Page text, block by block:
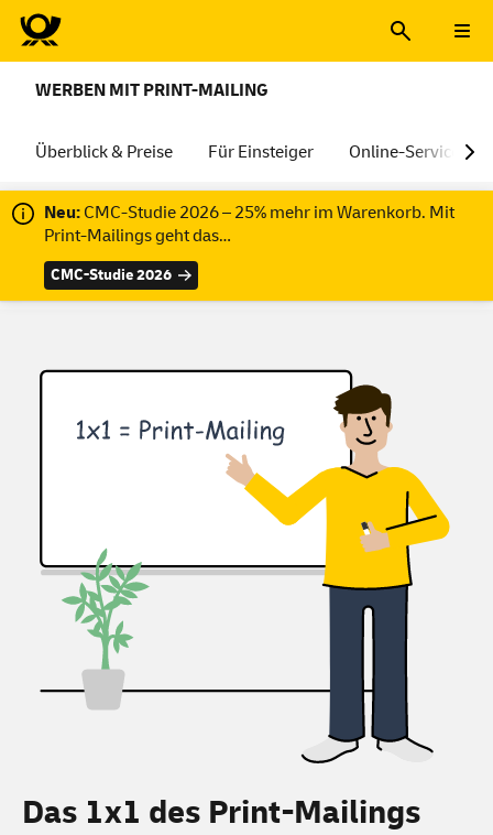
WERBEN MIT PRINT-MAILING
Überblick & Preise Für Einsteiger Online-Services
Neu: CMC-Studie 2026 – 25% mehr im Warenkorb. Mit
Print-Mailings geht das…
CMC-Studie 2026
Das 1x1 des Print-Mailings